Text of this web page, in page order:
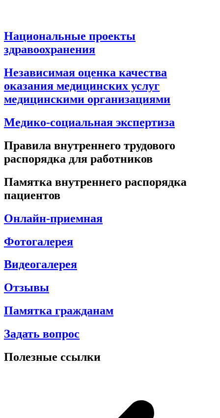
Национальные проекты
здравоохранения
Независимая оценка качества
оказания медицинских услуг
медицинскими организациями
Медико-социальная экспертиза
Правила внутреннего трудового
распорядка для работников
Памятка внутреннего распорядка
пациентов
Онлайн-приемная
Фотогалерея
Видеогалерея
Отзывы
Памятка гражданам
Задать вопрос
Полезные ссылки